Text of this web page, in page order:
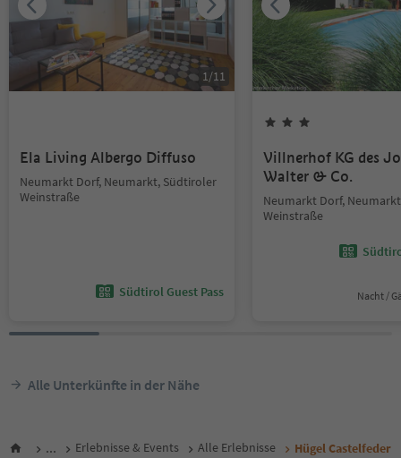
1/11
Ela Living Albergo Diffuso
Neumarkt Dorf, Neumarkt, Südtiroler
Weinstraße
Südtirol Guest Pass
Villnerhof KG des
Walter & Co.
Neumarkt Dorf,
Weinstraße
Nacht /
Alle Unterkünfte in der Nähe
... Erlebnisse & Events Alle Erlebnisse Hügel Castelfeder